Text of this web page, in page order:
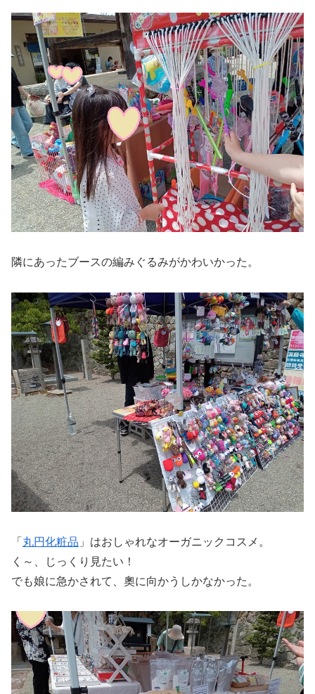
隣にあったブースの編みぐるみがかわいかった。
「 丸円化粧品 」はおしゃれなオーガニックコスメ。
く～、じっくり見たい！
でも娘に急かされて、奧に向かうしかなかった。